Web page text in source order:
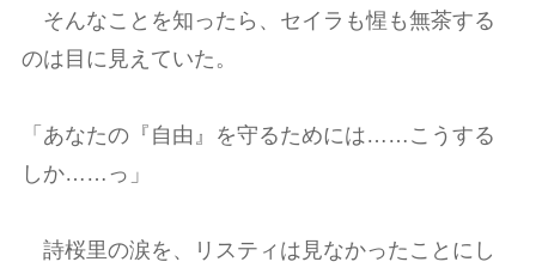
そんなことを知ったら、セイラも惺も無茶する
のは目に見えていた。
「あなたの『自由』を守るためには……こうする
しか……っ」
詩桜里の涙を、リスティは見なかったことにし